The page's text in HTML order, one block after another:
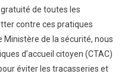
de toutes les
contre ces pratiques
Ministère de la sécurité, nous
d’accueil citoyen (CTAC)
éviter les tracasseries et